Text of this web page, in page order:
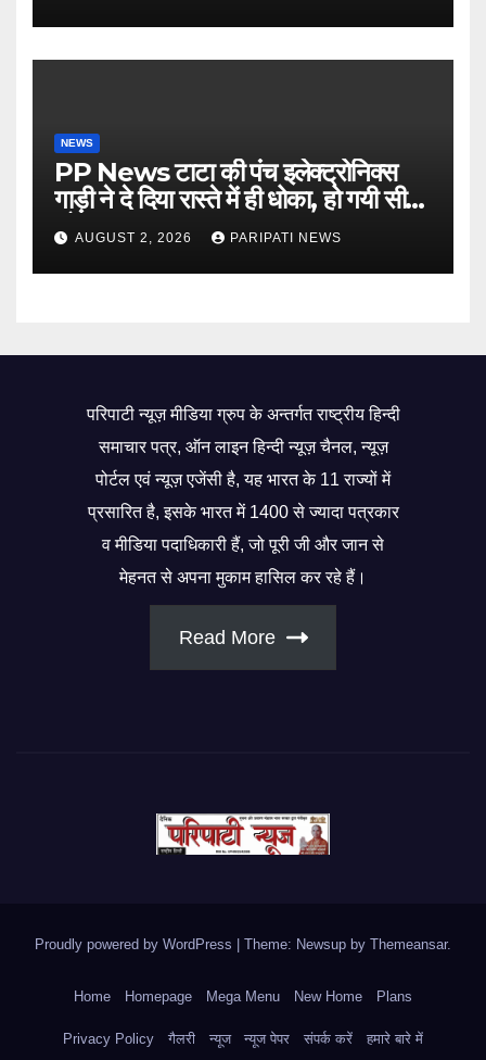
NEWS
PP News टाटा की पंच इलेक्ट्रोनिक्स
गाड़ी ने दे दिया रास्ते में ही धोका, हो गयी सीज,
जो सब बताया झूठ
AUGUST 2, 2026 PARIPATI NEWS
परिपाटी न्यूज़ मीडिया ग्रुप के अन्तर्गत राष्ट्रीय हिन्दी
समाचार पत्र, ऑन लाइन हिन्दी न्यूज़ चैनल, न्यूज़
पोर्टल एवं न्यूज़ एजेंसी है, यह भारत के 11 राज्यों में
प्रसारित है, इसके भारत में 1400 से ज्यादा पत्रकार
व मीडिया पदाधिकारी हैं, जो पूरी जी और जान से
मेहनत से अपना मुकाम हासिल कर रहे हैं।
Read More
Proudly powered by WordPress Theme: Newsup by Themeansar.
Home Homepage Mega Menu New Home Plans
Privacy Policy गैलरी न्यूज न्यूज पेपर संपर्क करें हमारे बारे में